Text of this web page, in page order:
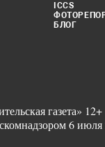
ICCS
БЛОГ
газета» 12+
6